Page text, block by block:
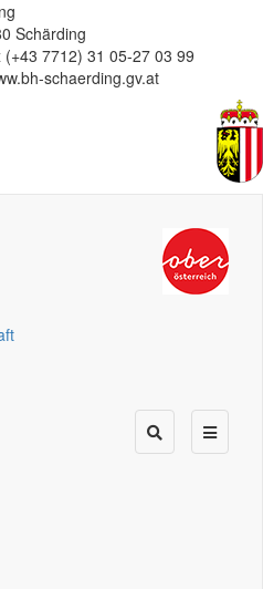
Schärding
(+43 7712) 31 05-27 03 99
schaerding.gv.at